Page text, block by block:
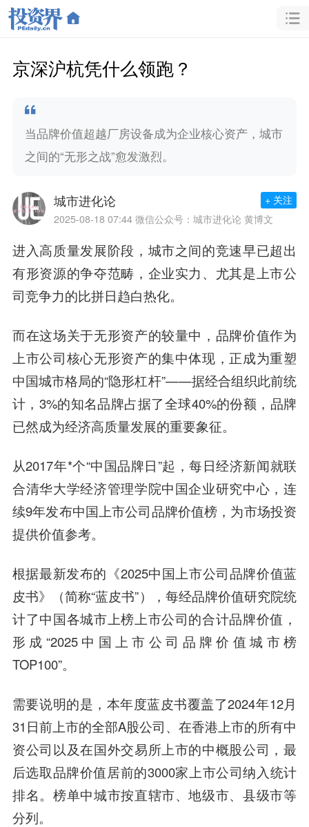
京深沪杭凭什么领跑？
当品牌价值超越厂房设备成为企业核心资产，城市
之间的“无形之战”愈发激烈。
城市进化论
2025-08-18 07:44 微信公众号：城市进化论 黄博文
+ 关注
进入高质量发展阶段，城市之间的竞速早已超出
有形资源的争夺范畴，企业实力、尤其是上市公
司竞争力的比拼日趋白热化。
而在这场关于无形资产的较量中，品牌价值作为
上市公司核心无形资产的集中体现，正成为重塑
中国城市格局的“隐形杠杆”——据经合组织此前统
计，3%的知名品牌占据了全球40%的份额，品牌
已然成为经济高质量发展的重要象征。
从2017年*个“中国品牌日”起，每日经济新闻就联
合清华大学经济管理学院中国企业研究中心，连
续9年发布中国上市公司品牌价值榜，为市场投资
提供价值参考。
根据最新发布的《2025中国上市公司品牌价值蓝
皮书》（简称“蓝皮书”），每经品牌价值研究院统
计了中国各城市上榜上市公司的合计品牌价值，
形成“2025中国上市公司品牌价值城市榜
TOP100”。
需要说明的是，本年度蓝皮书覆盖了2024年12月
31日前上市的全部A股公司、在香港上市的所有中
资公司以及在国外交易所上市的中概股公司，最
后选取品牌价值居前的3000家上市公司纳入统计
排名。榜单中城市按直辖市、地级市、县级市等
分列。